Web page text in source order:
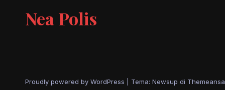
Nea Polis
Proudly powered by WordPress Tema: Newsup di